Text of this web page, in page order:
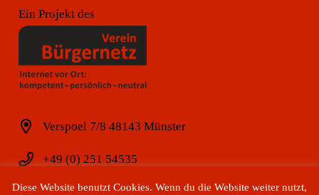
Ein Projekt des
Verspoel 7/8 48143 Münster
+49 (0) 251 54535
+49 (0) 251 54538
Diese Website benutzt Cookies. Wenn du die Website weiter nutzt,